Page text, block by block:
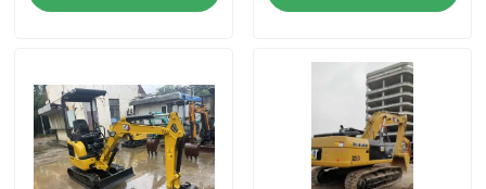
Βίντεο
Σχετικά με εμάς
Επισκεψή εργοστασίου